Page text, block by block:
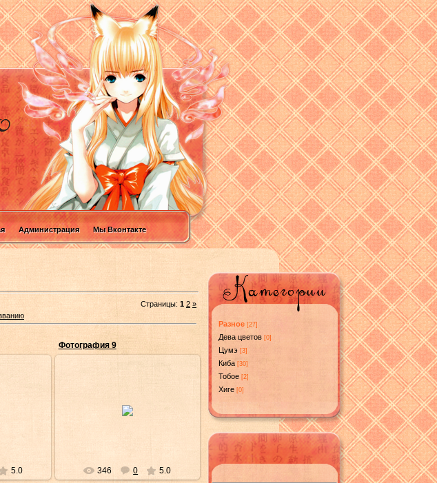
Администрация Мы Вконтакте
Страницы: 1 2 »
5.0
Фотография 9
346 0 5.0
Разное [27]
Дева цветов [0]
Цумэ [3]
Киба [30]
Тобое [2]
Хиге [0]